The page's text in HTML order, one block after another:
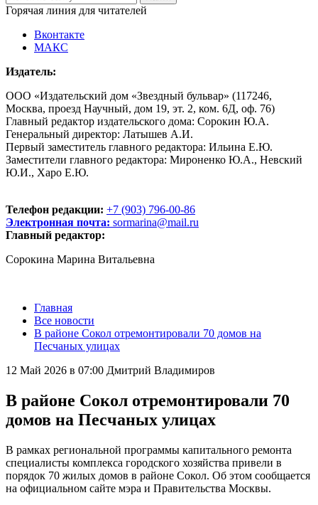
Горячая линия для читателей
Вконтакте
МАКС
Издатель:
ООО «Издательский дом «Звездный бульвар» (117246,
Москва, проезд Научный, дом 19, эт. 2, ком. 6Д, оф. 76)
Главный редактор издательского дома: Сорокин Ю.А.
Генеральный директор: Латышев А.И.
Первый заместитель главного редактора: Ильина Е.Ю.
Заместители главного редактора: Мироненко Ю.А., Невский
Ю.И., Харо Е.Ю.
Телефон редакции: +7 (903) 796-00-86
Электронная почта: sormarina@mail.ru
Главный редактор:
Сорокина Марина Витальевна
Главная
Все новости
В районе Сокол отремонтировали 70 домов на
Песчаных улицах
12 Май 2026 в 07:00 Дмитрий Владимиров
В районе Сокол отремонтировали 70
домов на Песчаных улицах
В рамках региональной программы капитального ремонта
специалисты комплекса городского хозяйства привели в
порядок 70 жилых домов в районе Сокол. Об этом сообщается
на официальном сайте мэра и Правительства Москвы.